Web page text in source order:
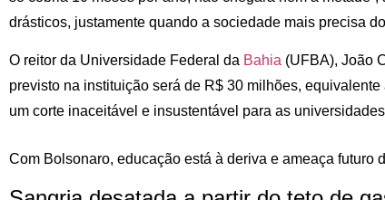
drásticos, justamente quando a sociedade mais precisa
O reitor da Universidade Federal da Bahia (UFBA), João
previsto na instituição será de R$ 30 milhões, equivalente
um corte inaceitável e insustentável para as
Com Bolsonaro, educação está à deriva e ameaça futuro